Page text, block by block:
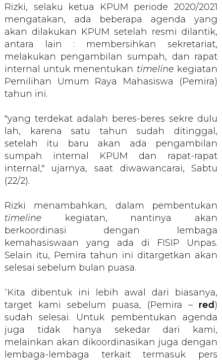
Rizki, selaku ketua KPUM periode 2020/2021
mengatakan, ada beberapa agenda yang
akan dilakukan KPUM setelah resmi dilantik,
antara lain : membersihkan sekretariat,
melakukan pengambilan sumpah, dan rapat
internal untuk menentukan timeline kegiatan
Pemilihan Umum Raya Mahasiswa (Pemira)
tahun ini.
"yang terdekat adalah beres-beres sekre dulu
lah, karena satu tahun sudah ditinggal,
setelah itu baru akan ada pengambilan
sumpah internal KPUM dan rapat-rapat
internal," ujarnya, saat diwawancarai, Sabtu
(22/2).
Rizki menambahkan, dalam pembentukan
timeline kegiatan, nantinya akan
berkoordinasi dengan lembaga
kemahasiswaan yang ada di FISIP Unpas.
Selain itu, Pemira tahun ini ditargetkan akan
selesai sebelum bulan puasa.
“Kita dibentuk ini lebih awal dari biasanya,
target kami sebelum puasa, (Pemira – red)
sudah selesai. Untuk pembentukan agenda
juga tidak hanya sekedar dari kami,
melainkan akan dikoordinasikan juga dengan
lembaga-lembaga terkait termasuk pers